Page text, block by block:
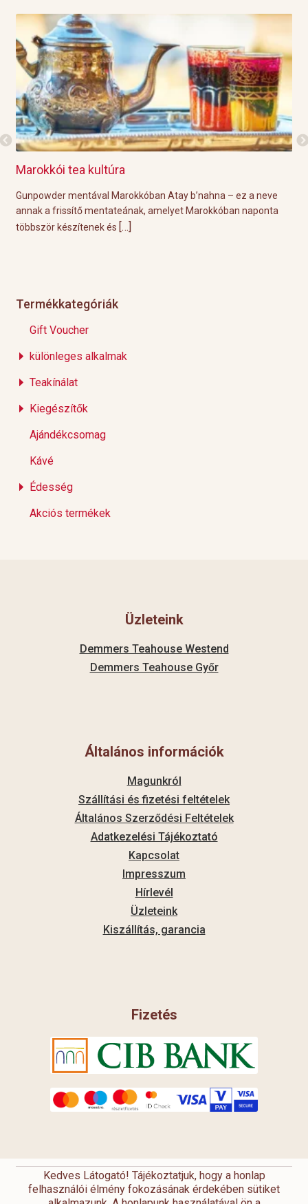
Marokkói tea kultúra
Gunpowder mentával Marokkóban Atay b’nahna – ez a neve
annak a frissítő mentateának, amelyet Marokkóban naponta
többször készítenek és […]
Termékkategóriák
Gift Voucher
különleges alkalmak
Teakínálat
Kiegészítők
Ajándékcsomag
Kávé
Édesség
Akciós termékek
Üzleteink
Demmers Teahouse Westend
Demmers Teahouse Győr
Általános információk
Magunkról
Szállítási és fizetési feltételek
Általános Szerződési Feltételek
Adatkezelési Tájékoztató
Kapcsolat
Impresszum
Hírlevél
Üzleteink
Kiszállítás, garancia
Fizetés
Kedves Látogató! Tájékoztatjuk, hogy a honlap
felhasználói élmény fokozásának érdekében sütiket